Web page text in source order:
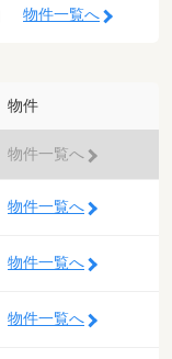
物件一覧へ
物件
物件一覧へ
物件一覧へ
物件一覧へ
物件一覧へ